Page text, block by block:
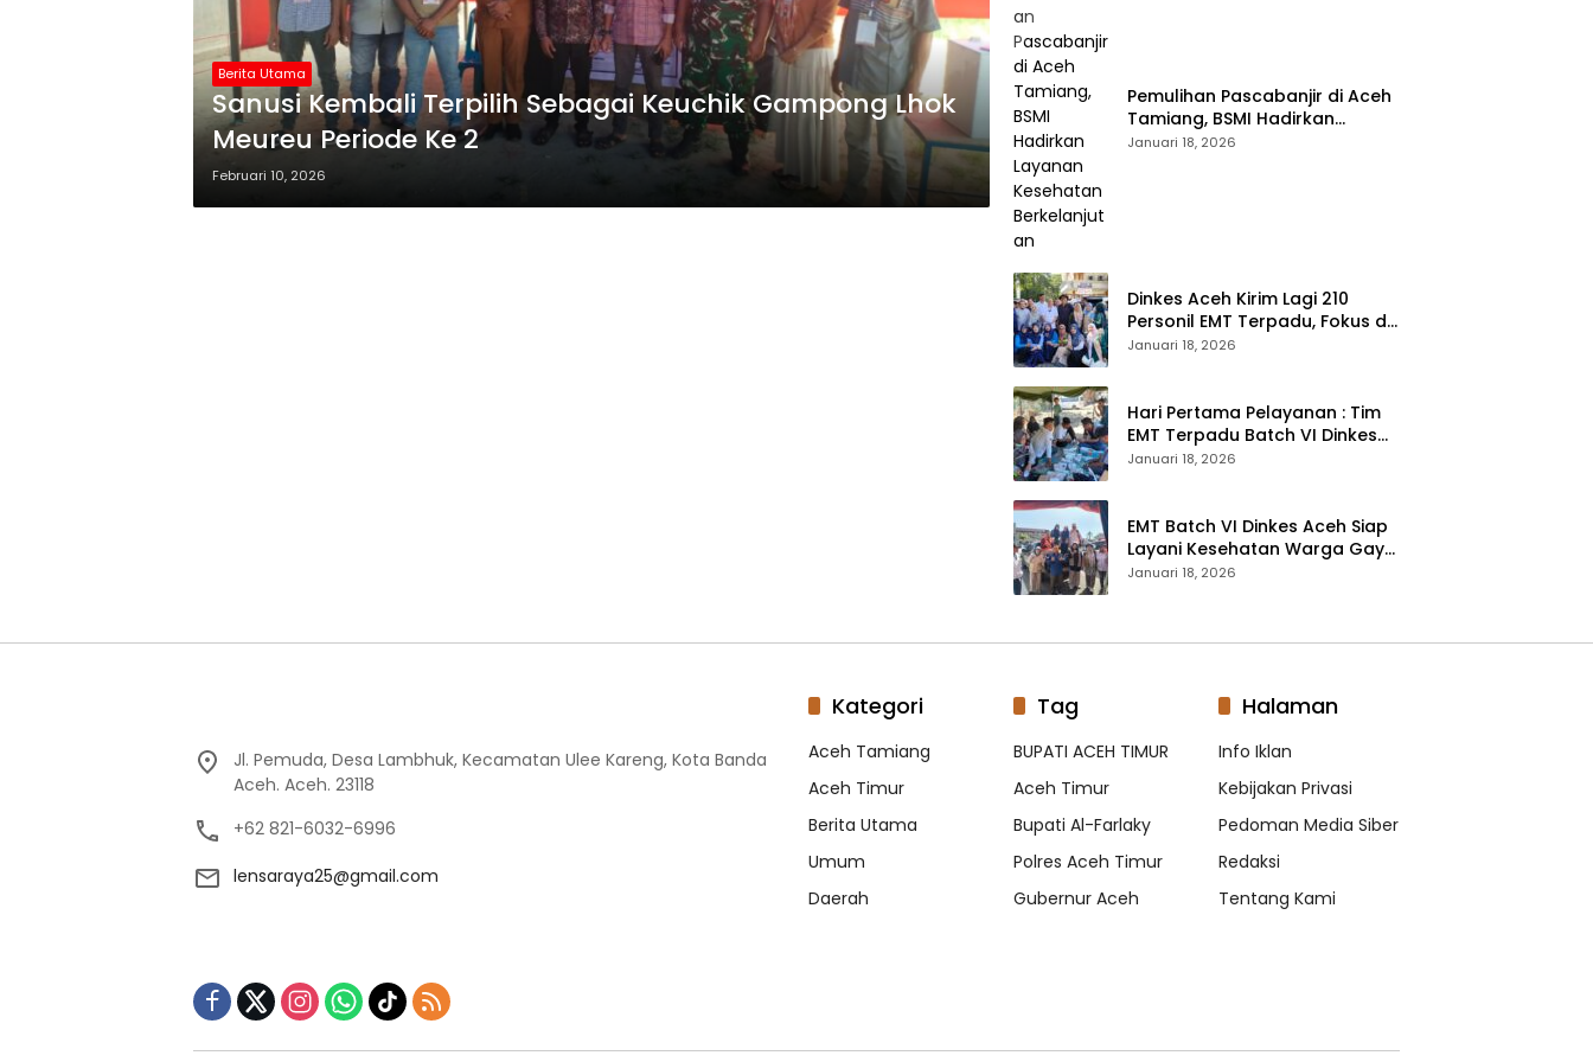
Berita Utama
Sanusi Kembali Terpilih Sebagai Keuchik Gampong Lhok
Meureu Periode Ke 2
Februari 10, 2026
Pemulihan Pascabanjir di Aceh
Tamiang, BSMI Hadirkan
Layanan Kesehatan
Januari 18, 2026
Dinkes Aceh Kirim Lagi 210
Personil EMT Terpadu, Fokus di
Tujuh Kabupaten
Januari 18, 2026
Hari Pertama Pelayanan : Tim
EMT Terpadu Batch VI Dinkes
Aceh Jangkau Wilayah
Januari 18, 2026
EMT Batch VI Dinkes Aceh Siap
Layani Kesehatan Warga Gayo
Lues, Ini Lokasi Yang Akan
Januari 18, 2026
Jl. Pemuda, Desa Lambhuk, Kecamatan Ulee Kareng, Kota Banda
Aceh. Aceh. 23118
+62 821-6032-6996
lensaraya25@gmail.com
Kategori
Aceh Tamiang
Aceh Timur
Berita Utama
Umum
Daerah
Tag
BUPATI ACEH TIMUR
Aceh Timur
Bupati Al-Farlaky
Polres Aceh Timur
Gubernur Aceh
Halaman
Info Iklan
Kebijakan Privasi
Pedoman Media Siber
Redaksi
Tentang Kami